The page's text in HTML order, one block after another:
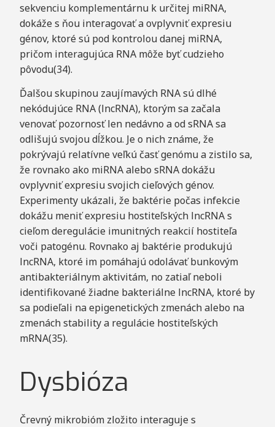
sekvenciu komplementárnu k určitej miRNA,
dokáže s ňou interagovať a ovplyvniť expresiu
génov, ktoré sú pod kontrolou danej miRNA,
pričom interagujúca RNA môže byť cudzieho
pôvodu(34).
Ďalšou skupinou zaujímavých RNA sú dlhé
nekódujúce RNA (lncRNA), ktorým sa začala
venovať pozornosť len nedávno a od sRNA sa
odlišujú svojou dĺžkou. Je o nich známe, že
pokrývajú relatívne veľkú časť genómu a zistilo sa,
že rovnako ako miRNA alebo sRNA dokážu
ovplyvniť expresiu svojich cieľových génov.
Experimenty ukázali, že baktérie počas infekcie
dokážu meniť expresiu hostiteľských lncRNA s
cieľom deregulácie imunitných reakcií hostiteľa
voči patogénu. Rovnako aj baktérie produkujú
lncRNA, ktoré im pomáhajú odolávať bunkovým
antibakteriálnym aktivitám, no zatiaľ neboli
identifikované žiadne bakteriálne lncRNA, ktoré by
sa podieľali na epigenetických zmenách alebo na
zmenách stability a regulácie hostiteľských
mRNA(35).
Dysbióza
Črevný mikrobióm zložito interaguje s